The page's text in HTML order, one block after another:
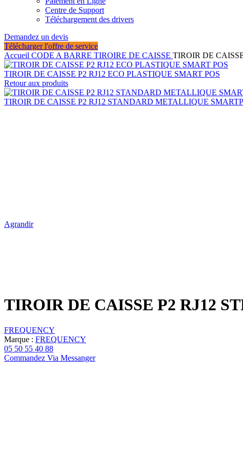
Centre de Support
Téléchargement des drivers
Demandez un devis
Télécharger l'offre de service
Accueil CODE A BARRE TIROIRE DE CAISSE TIROIR DE
TIROIR DE CAISSE P2 RJ12 ECO PLASTIQUE SMART POS
Retour aux produits
TIROIR DE CAISSE P2 RJ12 STANDARD METALLIQUE
Agrandir
TIROIR DE CAISSE P2 RJ12
FREQUENCY
Marque : FREQUENCY
05 50 55 40 88
Commandez Via Messanger